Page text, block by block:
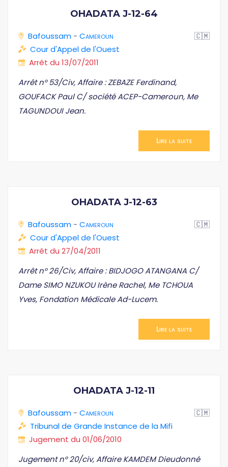
OHADATA J-12-64
Bafoussam - Cameroun
🇨🇲
Cour d'Appel de l'Ouest
Arrêt du 13/07/2011
Arrêt n° 53/Civ, Affaire : ZEBAZE Ferdinand,
GOUFACK Paul C/ société ACEP-Cameroun, Me
TAGUNDOUI Jean.
Lire la suite
OHADATA J-12-63
Bafoussam - Cameroun
🇨🇲
Cour d'Appel de l'Ouest
Arrêt du 27/04/2011
Arrêt n° 26/Civ, Affaire : BIDJOGO ATANGANA C/
Dame SIMO NZUKOU Irène Rachel, Me TCHOUA
Yves, Fondation Médicale Ad-Lucem.
Lire la suite
OHADATA J-12-11
Bafoussam - Cameroun
🇨🇲
Tribunal de Grande Instance de la Mifi
Jugement du 01/06/2010
Jugement n° 20/civ, Affaire KAMDEM Dieudonné